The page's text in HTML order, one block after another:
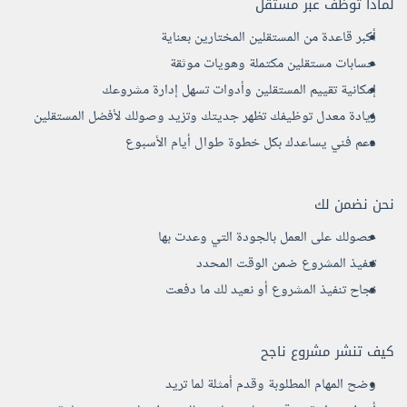
أكبر قاعدة من المستقلين المختارين بعناية
حسابات مستقلين مكتملة وهويات موثقة
إمكانية تقييم المستقلين وأدوات تسهل إدارة مشروعك
زيادة معدل توظيفك تظهر جديتك وتزيد وصولك لأفضل المستقلين
دعم فني يساعدك بكل خطوة طوال أيام الأسبوع
نحن نضمن لك
حصولك على العمل بالجودة التي وعدت بها
تنفيذ المشروع ضمن الوقت المحدد
نجاح تنفيذ المشروع أو نعيد لك ما دفعت
كيف تنشر مشروع ناجح
وضح المهام المطلوبة وقدم أمثلة لما تريد